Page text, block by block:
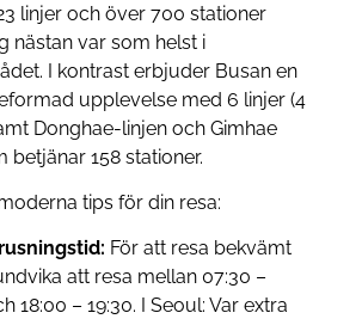
linjer och över 700 stationer
nästan var som helst i
I kontrast erbjuder Busan en
upplevelse med 6 linjer (4
Donghae-linjen och Gimhae
betjänar 158 stationer.
tips för din resa:
För att resa bekvämt
att resa mellan 07:30 –
18:00 – 19:30. I Seoul: Var extra